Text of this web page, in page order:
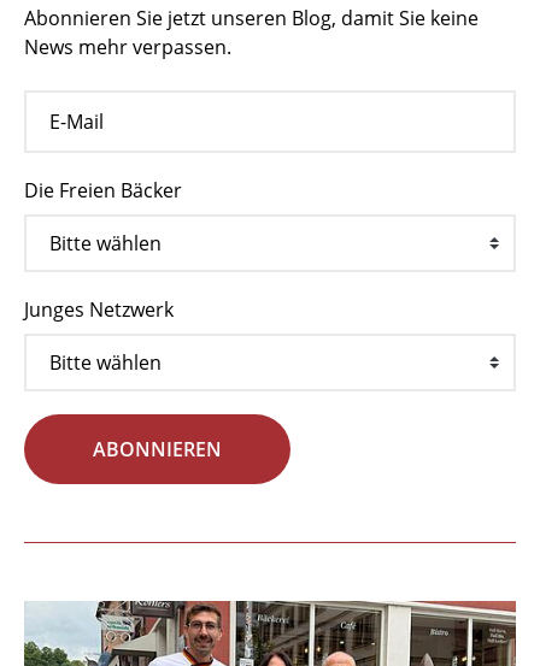
Abonnieren Sie jetzt unseren Blog, damit Sie keine
News mehr verpassen.
Die Freien Bäcker
Junges Netzwerk
ABONNIEREN